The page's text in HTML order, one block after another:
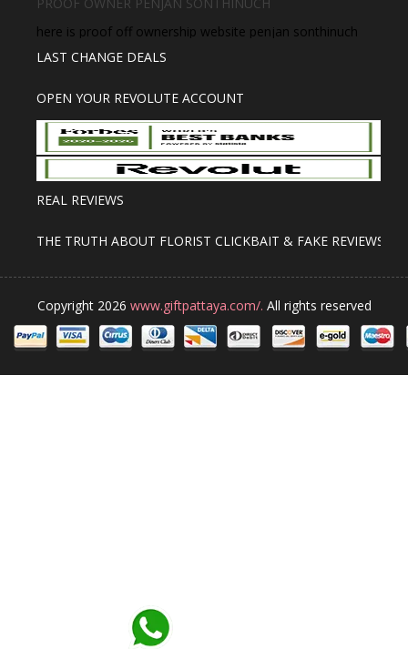
here is proof off ownership website penjan sonthinuch
LAST CHANGE DEALS
OPEN YOUR REVOLUTE ACCOUNT
REAL REVIEWS
THE TRUTH ABOUT FLORIST CLICKBAIT & FAKE REVIEWS
Copyright 2026 www.giftpattaya.com/. All rights reserved